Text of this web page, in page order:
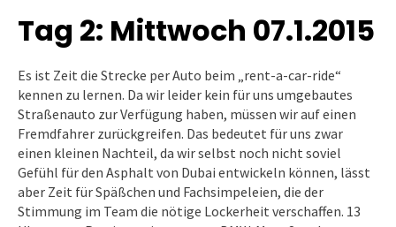
Tag 2: Mittwoch 07.1.2015
Es ist Zeit die Strecke per Auto beim „rent-a-car-ride“
kennen zu lernen. Da wir leider kein für uns umgebautes
Straßenauto zur Verfügung haben, müssen wir auf einen
Fremdfahrer zurückgreifen. Das bedeutet für uns zwar
einen kleinen Nachteil, da wir selbst noch nicht soviel
Gefühl für den Asphalt von Dubai entwickeln können, lässt
aber Zeit für Späßchen und Fachsimpeleien, die der
Stimmung im Team die nötige Lockerheit verschaffen. 13